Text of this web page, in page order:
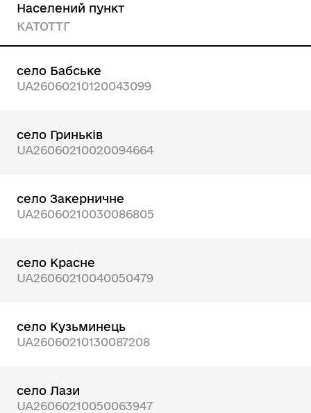
Населений пункт
КАТОТТГ
село Бабське
UA26060210120043099
село Гриньків
UA26060210020094664
село Закерничне
UA26060210030086805
село Красне
UA26060210040050479
село Кузьминець
UA26060210130087208
село Лази
UA26060210050063947